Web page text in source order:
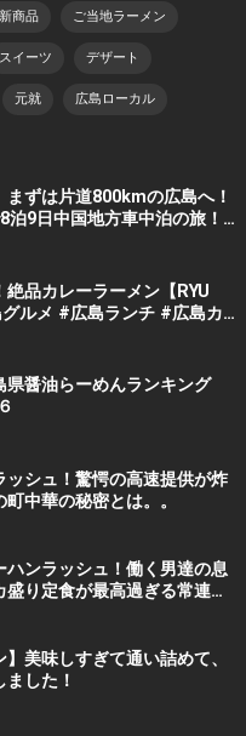
商品 ご当地ラーメン
スイーツ デザート
元就 広島ローカル
まずは片道800kmの広島へ！
泊9日中国地方車中泊の旅！
道と家族大絶賛のご当地ラー
んくうRVパーク＜キャンピン
！＞
絶品カレーラーメン【RYU
ルメ #広島ランチ #広島カ
ー #japanesefood
県醤油らーめんランキング
ッシュ！驚愕の高速提供が炸
中華の秘密とは。。
ハンラッシュ！働く男達の息
り定食が最高過ぎる常連殺
】美味しすぎて通い詰めて、
した！